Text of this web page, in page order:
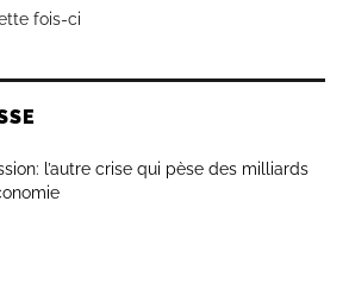
fois-ci
l’autre crise qui pèse des milliards